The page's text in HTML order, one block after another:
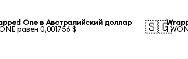
One в Австралийский доллар
равен 0,001756 $
🇸🇬
1